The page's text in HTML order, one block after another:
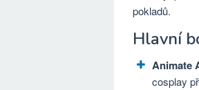
pokladů.
Hlavní
Animate
cosplay